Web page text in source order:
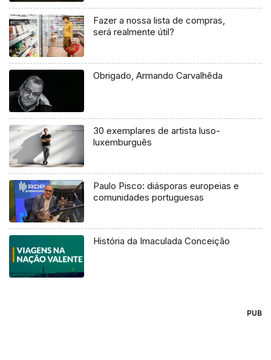
Fazer a nossa lista de compras,
será realmente útil?
Obrigado, Armando Carvalhêda
30 exemplares de artista luso-
luxemburguês
Paulo Pisco: diásporas europeias e
comunidades portuguesas
História da Imaculada Conceição
PUB